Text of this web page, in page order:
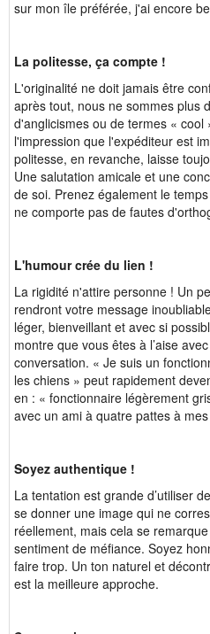
sur mon île préférée, j'ai encore
La politesse, ça compte !
L'originalité ne doit jamais être
après tout, nous ne sommes plus
d'anglicismes ou de termes «
l'impression que l'expéditeur est
politesse, en revanche, laisse
Une salutation amicale et une
de soi. Prenez également le
ne comporte pas de fautes
L'humour crée du lien !
La rigidité n'attire personne ! Un
rendront votre message
léger, bienveillant et avec si
montre que vous êtes à l’aise
conversation. « Je suis un
les chiens » peut rapidement
en : « fonctionnaire légèrement
avec un ami à quatre pattes à
Soyez authentique !
La tentation est grande d’utiliser
se donner une image qui ne
réellement, mais cela se
sentiment de méfiance. Soyez
faire trop. Un ton naturel et
est la meilleure approche.